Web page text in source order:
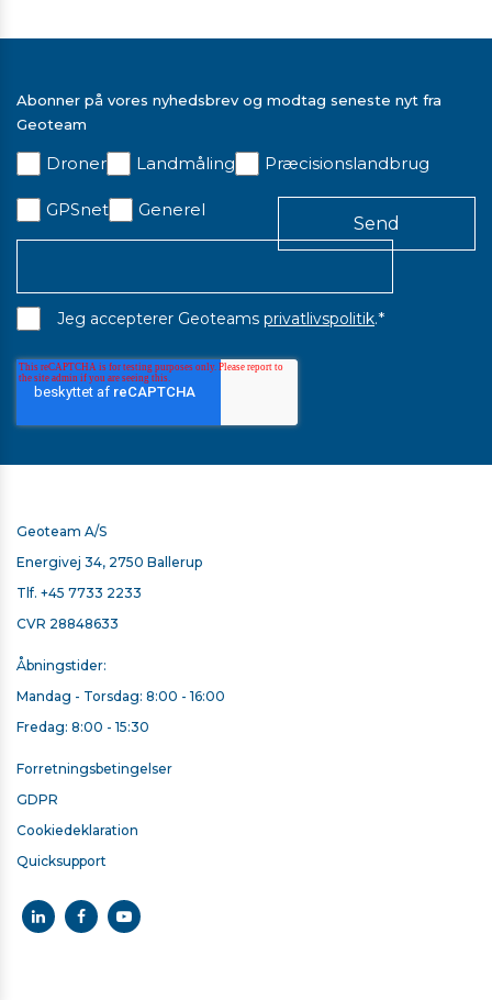
5.213,00 kr. ekskl. moms
På lager
HÅND STROP TIL T10X/T110
713,00 kr. ekskl. moms
Kontakt for levering
Abonner på vores nyhedsbrev og modtag seneste nyt fra
Geoteam
Droner Landmåling Præcisionslandbrug
GPSnet Generel
Jeg accepterer Geoteams privatlivspolitik.*
Geoteam A/S
Energivej 34, 2750 Ballerup
Tlf. +45 7733 2233
CVR 28848633
Åbningstider:
Mandag - Torsdag: 8:00 - 16:00
Fredag: 8:00 - 15:30
Forretningsbetingelser
GDPR
Cookiedeklaration
Quicksupport